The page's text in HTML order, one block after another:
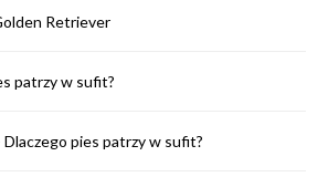
Retriever
patrzy w sufit?
Dlaczego pies patrzy w sufit?